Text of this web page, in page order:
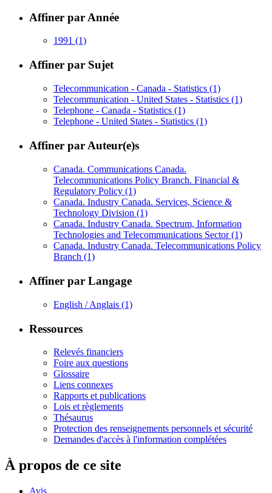
Affiner par Année
1991 (1)
Affiner par Sujet
Telecommunication - Canada - Statistics (1)
Telecommunication - United States - Statistics (1)
Telephone - Canada - Statistics (1)
Telephone - United States - Statistics (1)
Affiner par Auteur(e)s
Canada. Communications Canada.
Telecommunications Policy Branch. Financial &
Regulatory Policy (1)
Canada. Industry Canada. Services, Science &
Technology Division (1)
Canada. Industry Canada. Spectrum, Information
Technologies and Telecommunications Sector(1)
Canada. Industry Canada. Telecommunications Policy
Branch (1)
Affiner par Langage
English / Anglais (1)
Ressources
Relevés financiers
Foire aux questions
Glossaire
Liens connexes
Rapports et publications
Lois et règlements
Thésaurus
Protection des renseignements personnels et sécurité
Demandes d'accès à l'information complétées
À propos de ce site